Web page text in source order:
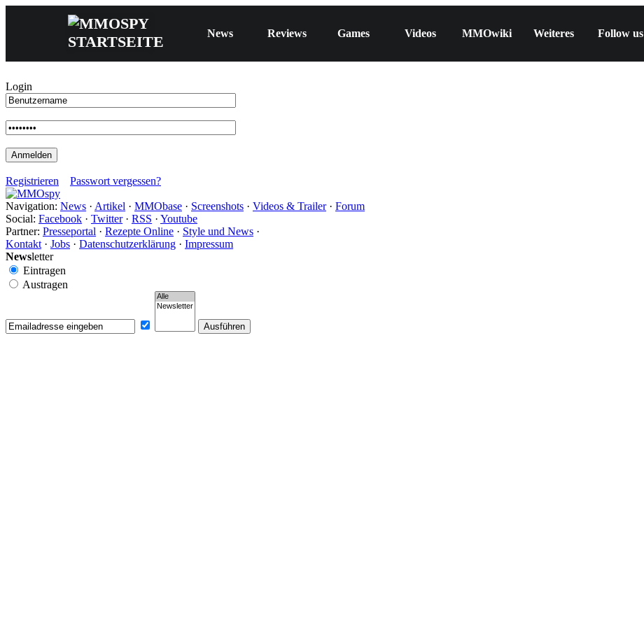
News Reviews Games Videos MMOwiki Weiteres Follow us
Login
Registrieren Passwort vergessen?
Navigation: News · Artikel · MMObase · Screenshots · Videos & Trailer· Forum
Social: Facebook · Twitter· RSS · Youtube
Partner: Presseportal · Rezepte Online · Style und News ·
Kontakt · Jobs · Datenschutzerklärung · Impressum
Newsletter
Eintragen
Austragen